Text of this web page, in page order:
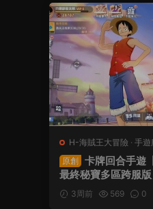
H-海賊王大冒險 · 手遊
原創
卡牌回合手遊
最終秘寶多區跨服
端+管理後台+CDK
頻架設教程
3周前 569 0